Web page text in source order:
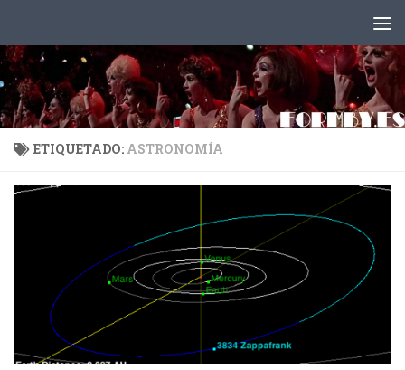
ETIQUETADO: ASTRONOMÍA